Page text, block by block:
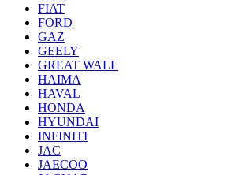
FIAT
FORD
GAZ
GEELY
GREAT WALL
HAIMA
HAVAL
HONDA
HYUNDAI
INFINITI
JAC
JAECOO